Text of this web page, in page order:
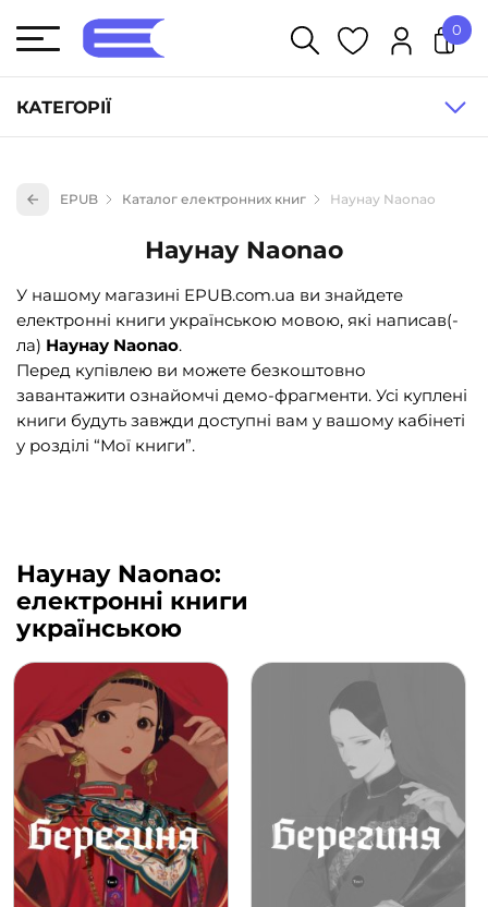
КАТЕГОРІЇ
Книги для дітей (835)
Книги для підлітків (240)
Науково-популярна література (1015)
Навчальна література та посібники (527)
Енциклопедії, довідники, словники (55)
Подарункові сертифікати (1)
0
EPUB Каталог електронних книг Наунау Naonao
Наунау Naonao
У нашому магазині EPUB.com.ua ви знайдете
електронні книги українською мовою, які написав(-
ла) Наунау Naonao.
Перед купівлею ви можете безкоштовно
завантажити ознайомчі демо-фрагменти. Усі куплені
книги будуть завжди доступні вам у вашому кабінеті
у розділі “Мої книги”.
Наунау Naonao:
електронні книги
українською